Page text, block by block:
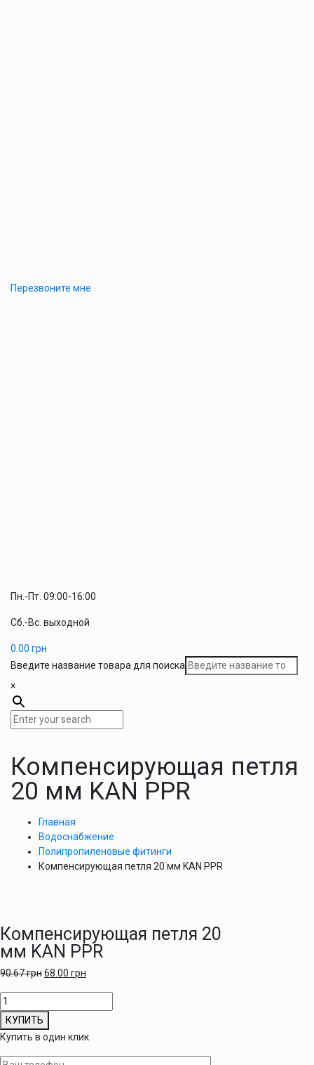
Перезвоните мне
Пн.-Пт. 09:00-16:00
Сб.-Вс. выходной
0.00 грн
Введите название товара для поиска
×
Компенсирующая петля
20 мм KAN PPR
Главная
Водоснабжение
Полипропиленовые фитинги
Компенсирующая петля 20 мм KAN PPR
Компенсирующая петля 20
мм KAN PPR
90.67грн68.00 грн
Количество
товара
Компенсирующая
петля
20
КУПИТЬ
Купить в один клик